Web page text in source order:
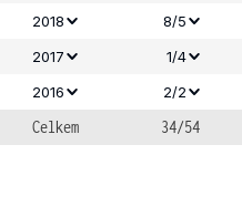
2018
8/5
2017
1/4
2016 2/2
Celkem
34/54